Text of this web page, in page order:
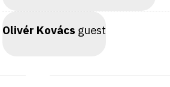
Olivér Kovács guest